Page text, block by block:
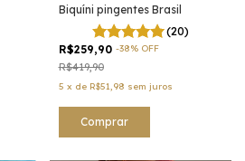
Biquíni pingentes Brasil
(20)
R$259,90 -38% OFF
R$419,90
5 x de R$51,98 sem juros
Comprar